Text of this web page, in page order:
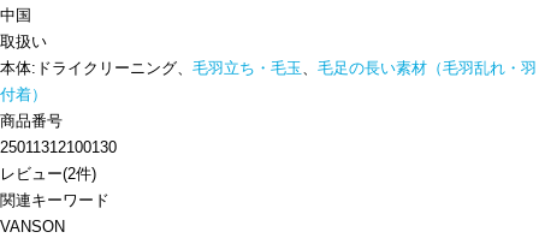
中国
取扱い
本体:ドライクリーニング、 毛羽立ち・毛玉、 毛足の長い素材（毛羽乱れ・羽
付着）
商品番号
25011312100130
レビュー(2件)
関連キーワード
VANSON